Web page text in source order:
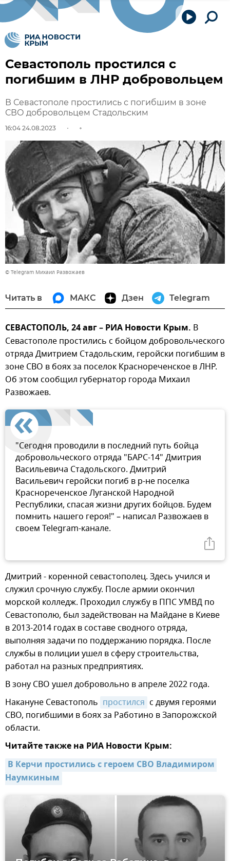
Севастополь простился с
погибшим в ЛНР добровольцем
В Севастополе простились с погибшим в зоне
СВО добровольцем Стадольским
16:04 24.08.2023
© Telegram Михаил Развожаев
Читать в МАКС Дзен Telegram
СЕВАСТОПОЛЬ, 24 авг – РИА Новости Крым. В
Севастополе простились с бойцом добровольческого
отряда Дмитрием Стадольским, геройски погибшим в
зоне СВО в боях за поселок Краснореченское в ЛНР.
Об этом сообщил губернатор города Михаил
Развожаев.
"Сегодня проводили в последний путь бойца
добровольческого отряда "БАРС-14" Дмитрия
Васильевича Стадольского. Дмитрий
Васильевич геройски погиб в р-не поселка
Краснореченское Луганской Народной
Республики, спасая жизни других бойцов. Будем
помнить нашего героя!" – написал Развожаев в
своем Telegram-канале.
Дмитрий - коренной севастополец. Здесь учился и
служил срочную службу. После армии окончил
морской колледж. Проходил службу в ППС УМВД по
Севастополю, был задействован на Майдане в Киеве
в 2013-2014 годах в составе сводного отряда,
выполняя задачи по поддержанию порядка. После
службы в полиции ушел в сферу строительства,
работал на разных предприятиях.
В зону СВО ушел добровольно в апреле 2022 года.
Накануне Севастополь простился с двумя героями
СВО, погибшими в боях за Работино в Запорожской
области.
Читайте также на РИА Новости Крым:
В Керчи простились с героем СВО Владимиром
Наумкиным